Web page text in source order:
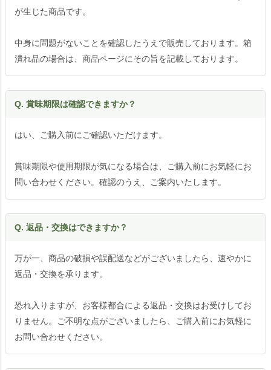
が生じた商品です。
中身に問題がないことを確認したうえで販売しております。箱
潰れ品の場合は、商品ページにその旨を記載しております。
Q. 賞味期限は確認できますか？
はい、ご購入前にご確認いただけます。
賞味期限や使用期限が気になる場合は、ご購入前にお気軽にお
問い合わせください。確認のうえ、ご案内いたします。
Q. 返品・交換はできますか？
万が一、商品の破損や誤配送などがございましたら、速やかに
返品・交換を承ります。
恐れ入りますが、お客様都合による返品・交換はお受けしてお
りません。ご不明な点がございましたら、ご購入前にお気軽に
お問い合わせください。